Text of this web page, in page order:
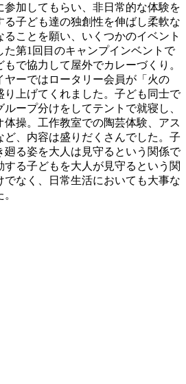
参加してもらい、非日常的な体験を
子ども達の独創性を伸ばし柔軟な
ことを願い、いくつかのイベント
た第1回目のキャンプインベントで
で協力して屋外でカレーづくり。
ヤーではロータリー会員が「火の
り上げてくれました。子ども同士で
ープ分けをしてテントで就寝し、
操。工作教室での陶芸体験、アス
ど、内容は盛りだくさんでした。子
廻る姿を大人は見守るという関係で
する子どもを大人が見守るという関
なく、日常生活においても大事な